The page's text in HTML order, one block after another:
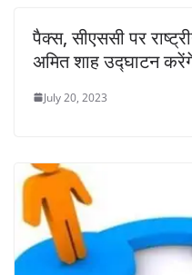
पैक्स, सीएससी पर
अमित शाह उद्घाटन
July 20, 2023